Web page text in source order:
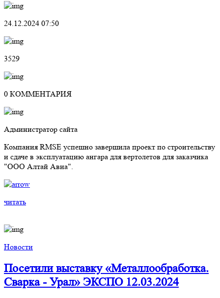
24.12.2024 07:50
3529
0 КОММЕНТАРИЯ
Администратор сайта
Компания RMSE успешно завершила проект по строительству
и сдаче в эксплуатацию ангара для вертолетов для заказчика
"ООО Алтай Авиа".
читать
Новости
Посетили выставку «Металлообработка.
Сварка - Урал» ЭКСПО 12.03.2024